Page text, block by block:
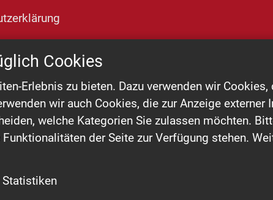
Cookies
Erlebnis zu bieten. Dazu verwenden wir
wir auch Cookies, die zur Anzeige externer
welche Kategorien Sie zulassen möchten.
der Seite zur Verfügung stehen.
Statistiken